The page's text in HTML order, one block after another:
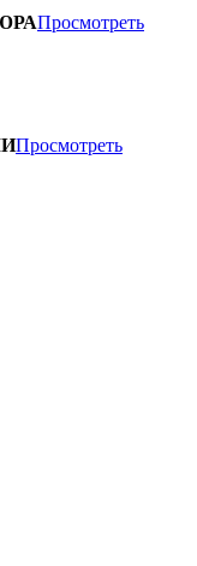
Просмотреть
Просмотреть